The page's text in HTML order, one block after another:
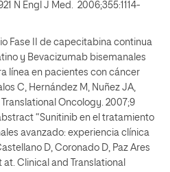
N Engl J Med. 2006;355:1114-
versus conventional paclitaxel as first-line therapy of metastatic Her-2 negative breast cáncer for neurotoxicity characterization: An Oncosur Study Group study”. Eva Ciruelos, Noelia Martínez, Blanca Cantos, Maria José Echarri, et al. Journal of Clinical Oncology 2015 33:15_suppl, 1029-1029. • Autora del abstract “Circulating tumor cells (CTCs) in patients with HER2-negative recurrent or metastatic breast cáncer treated with eribulin as third-line therapy: ONSITE trial (OncoSur Analysis of the treatment in third Line of ABC with Eribulin)”. Luis Manso, Fernando Moreno, Juan Ignacio Delgado, Maria José Echarri et al. Journal of Clinical Oncology 2015 33:15_supple, 22042-22042. • Presentación poster ESMO Congress 2017 184P - Distribution of genomically defined recurrence risk in luminal A and B breast tumors defined by inmunohistochemistry: A retrospective study in Spanish population. S. Perez Ramírez, M del Monte-Millán, S. López -Tarruella, I. Marquez Rodas, Y. Jerez, F. Lobo, Y. Izarzugaza, N. Martínez, J. García Saenz, F. Moreno, P. Zamora, M. Arroyo, M. Lara, E. Ciruelos, L. Manso, M. Echarri Gonzalez et al. • Presentación poster ESMO COngress 2017 307P - Retrospective observational study to evaluate the use of halaven plus trastuzumab for the treatment of HER2(+) metastatic breast cancer (MBC) in Spain: HALATRUST study. Echarri, MJ et al. • Comunicación electrónica Sociedad Española de Radiología Médica SERAM. Manifestaciones infrecuentes de las metástasis por cáncer de mama con lesiones que simulan otra enfermedad. Pamplona, mayo 2018. • “Principios del Tratamiento Oncológico en el Anciano” en Manual de Geriatría para Formación en enfermería. Ma José Echarri, Cristina Fabo Calero. • “Trastuzumab Emtansine for Residual Invasive HER2-Positive Breast Cancer”. Gunter von Minckwitz, Chiun-Sheng Huang, Max S Mano, Sibylle Loibl, Eleftherios P Mamounas, Michael Untch, Norman Wolmark, Priya Rastogi, Andreas Schneeweiss, Andres Redondo, Hans H Fischer, William Jacot, Alison K Conlin, Claudia Arce-Salinas, Irene L Wapnir,, KATHERINE Investigators (among all: MJ Echarri) N Engl J Med 2019 Feb 14;380(7):617-628. Epub 2018 Dec 5 • Coordinadora Guía Oncosur Cáncer de Mama Ed. Grupo Arán 2020. ISBN 978-84- 18116-06-03. • “Prospective, Multicenter Study on the Economic and Clinical Impact of Gene- Expression Assays in Early-Stage Breast Cancer From a Single Region: The PREGECAM Registry Experience. S Pérez Ramírez, M Del Monte-Millán, S López- Tarruella, N Martínez Jáñez, I Márquez-Rodas, F Lobo Samper, Y Izarzugaza Perón, C Rubio Terres, D Rubio Rodríguez, J Á García-Sáenz , F Moreno Antón 6, P Zamora Auñón 7, M Arroyo Yustos 8, M Á Lara Álvarez 9, E M Ciruelos Gil 10, L Manso Sánchez 10, M J Echarri González. Clin Transl Oncol. 2020 May;22(5):717-724. • “Safety of Eribulin as Third-Line Chemotherapy in HER2-negative, Advanced Breast Cancer Pre-Treated With Taxanes and Anthracycline: OnSITE Study. Luis Manso, Fernando Moreno Antón, Yann Izarzugaza Perón, Juan I Delgado Mingorance, Pablo Borrega García, María J Echarri González, et al. Clinical Tria Breast J 2019 Mar;25(2):219-225. doi: 10.1111/tbj.13199. Epub 2019 Feb 8. • A Pilot, Phase II, Randomized, Open-Label Clinical Trial Comparing the Neurotoxicity of Three Dose Regimens of Nab-Paclitaxel to That of Solvent-Based Paclitaxel as the First-Line Treatment for Patients With Human Epidermal Growth Factor Receptor Type 2-Negative Metastatic Breast Cancer. Eva Ciruelos , María Apellániz-Ruiz, Blanca Cantos , Noelia Martinez-Jáñez , Coralia Bueno- Muiño , Maria-Jose Echarri, et al. Oncologist 2019 Nov;24(11):e1024-e1033. doi: 10.1634/theoncologist.2017-0664. Epub 2019 Apr 25. • Phase III study to evaluate patient’s preference of subcutaneous versus intravenous trastuzumab in HER2-positive metastatic breast cancer patients. Results from the ChangHER study (GEICAM/2012-07). Eur J Cancer Care. 2020;29. • Palbociclib combined with endocrine therapy in heavily pretreated HR +/HER2 - advanced breast cancer patients: Results from the compassionate use program in Spain (PALBOCOMP) Luis Manso, Cristina Hernando, María Galán, Mafalda Oliveira, Miguel A Cabrera, Raquel Bratos, César A Rodríguez, Manuel Ruiz- Borrego, Salvador Blanch, Antonio Llombart-Cussac, Juan I Delgado-Mingorance, Iñaki Álvarez-Busto, Isabel Gallegos, Lucía González-Cortijo, Serafín Morales, Elena Aguirre, Blanca A Hernando, Ana Ballesteros, José E Alés-Martínez, Cristina Reboredo, Amparo Oltra, María González-Cao, Marta Santisteban, Diego Malón, Isabel Echeverría, Elisa García-Garre, Estela Vega, Sònia Servitja, Raquel Andrés, Carlos E Robles, Rafael López, Elena Galve, María J Echarri, Marta Legeren, Fernando Moreno Breast 2020 Dec;54:286-292. Epub 2020 Nov 13. • Palbociclib and Trastuzumab in HER2-Positive Advanced Breast Cancer: Results from the Phase II SOLTI-1303 PATRICIA Trial. Eva Ciruelos, Patricia Villagrasa, Tomás Pascual, Mafalda Oliveira, Sonia Pernas, Laia Paré, Santiago Escrivá-de- Romaní, Luis Manso, Barbara Adamo, Eduardo Martínez, Javier Cortés, Silvia Vazquez, Antonia Perelló, Isabel Garau, Mireia Melé, Noelia Martínez, Alvaro Montaño, Begoña Bermejo, Serafin Morales, María J Echarri, Estela Vega, Blanca González-Farré, Débora Martínez, Patricia Galván, Jordi Canes, Aleix Prat. Clin Can